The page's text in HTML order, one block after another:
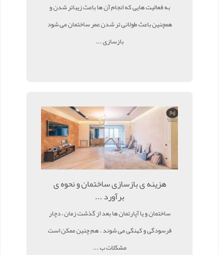
به فعالیت هایی که انجام آن ها باعث زیباتر شدن و
همچنین باعث طولانی تر شدن عمر ساختمان می شود
بازسازی ...
هزینه ی بازسازی ساختمان و نحوه ی
برآورد ...
ساختمان و یا آپارتمان ها بعد از گذشت زمان ، دچار
فرسودگی و کهنگی می شوند . هم چنین ممکن است
مشکلات ب ...